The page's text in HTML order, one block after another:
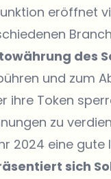
eröffnet
des
und zum
ihre Token
zu
2024 eine gute
sich